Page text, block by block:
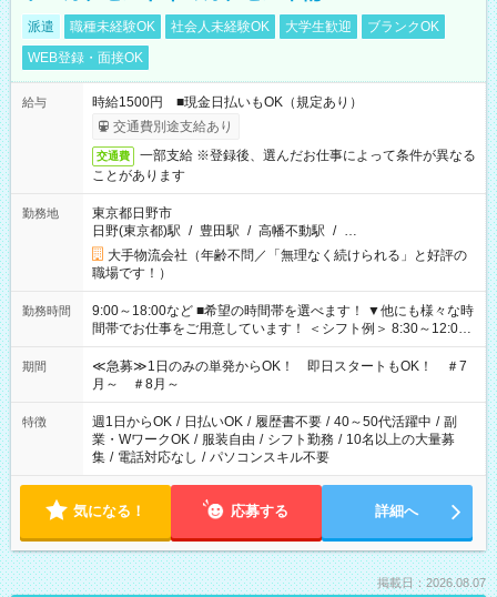
派遣 職種未経験OK 社会人未経験OK 大学生歓迎
ブランクOK
WEB登録・面接OK
給与
時給1500円 ■現金日払いもOK（規定あり）
交通費別途支給あり
交通費
一部支給 ※登録後、選んだお仕事によって条件が異なる
ことがあります
勤務地
東京都日野市
日野(東京都)駅 / 豊田駅 / 高幡不動駅 / …
大手物流会社（年齢不問／「無理なく続けられる」と好評の
職場です！）
勤務時間
9:00～18:00など ■希望の時間帯を選べます！ ▼他にも様々な時
間帯でお仕事をご用意しています！ ＜シフト例＞ 8:30～12:00
17:00～22:00 13:00～22:00 22:00～翌6:00 など
期間
≪急募≫1日のみの単発からOK！ 即日スタートもOK！ ＃7
月～ ＃8月～
特徴 週1日からOK / 日払いOK / 履歴書不要 / 40～50代活躍中 / 副
業・WワークOK / 服装自由 / シフト勤務 / 10名以上の大量募
集 / 電話対応なし / パソコンスキル不要
気になる！ 応募する 詳細へ
掲載日：2026.08.07